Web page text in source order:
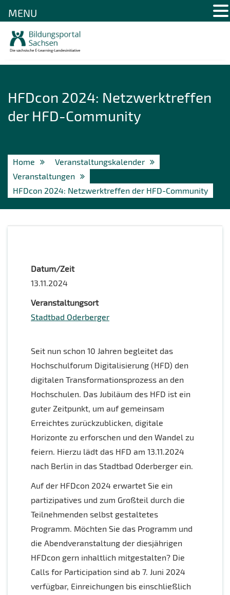
HFDcon 2024: Netzwerktreffen
der HFD-Community
Home
Veranstaltungskalender
Veranstaltungen
HFDcon 2024: Netzwerktreffen der HFD-Community
Datum/Zeit
13.11.2024
Veranstaltungsort
Stadtbad Oderberger
Seit nun schon 10 Jahren begleitet das
Hochschulforum Digitalisierung (HFD) den
digitalen Transformationsprozess an den
Hochschulen. Das Jubiläum des HFD ist ein
guter Zeitpunkt, um auf gemeinsam
Erreichtes zurückzublicken, digitale
Horizonte zu erforschen und den Wandel zu
feiern. Hierzu lädt das HFD am 13.11.2024
nach Berlin in das Stadtbad Oderberger ein.
Auf der HFDcon 2024 erwartet Sie ein
partizipatives und zum Großteil durch die
Teilnehmenden selbst gestaltetes
Programm. Möchten Sie das Programm und
die Abendveranstaltung der diesjährigen
HFDcon gern inhaltlich mitgestalten? Die
Calls for Participation sind ab 7. Juni 2024
verfügbar, Einreichungen bis einschließlich
MENU